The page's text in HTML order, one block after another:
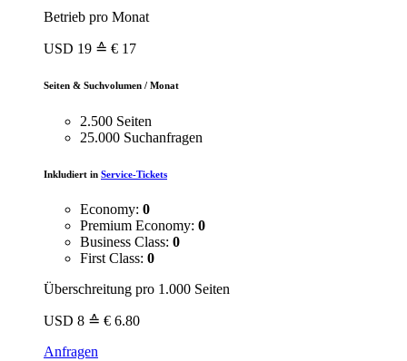
Betrieb pro Monat
USD 19 ≙ € 17
Seiten & Suchvolumen / Monat
2.500 Seiten
25.000 Suchanfragen
Inkludiert in Service-Tickets
Economy: 0
Premium Economy: 0
Business Class: 0
First Class: 0
Überschreitung pro 1.000 Seiten
USD 8 ≙ € 6.80
Anfragen